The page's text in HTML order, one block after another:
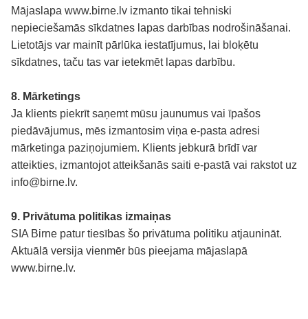
Mājaslapa www.birne.lv izmanto tikai tehniski
nepieciešamās sīkdatnes lapas darbības nodrošināšanai.
Lietotājs var mainīt pārlūka iestatījumus, lai bloķētu
sīkdatnes, taču tas var ietekmēt lapas darbību.
8. Mārketings
Ja klients piekrīt saņemt mūsu jaunumus vai īpašos
piedāvājumus, mēs izmantosim viņa e-pasta adresi
mārketinga paziņojumiem. Klients jebkurā brīdī var
atteikties, izmantojot atteikšanās saiti e-pastā vai rakstot uz
info@birne.lv.
9. Privātuma politikas izmaiņas
SIA Birne patur tiesības šo privātuma politiku atjaunināt.
Aktuālā versija vienmēr būs pieejama mājaslapā
www.birne.lv.